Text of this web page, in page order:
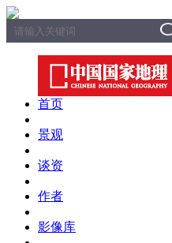
首页
景观
谈资
作者
影像库